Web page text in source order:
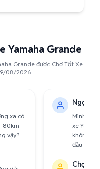
Yamaha Grande
Grande được Chợ Tốt Xe
08/2026
xa có
vậy?
Ngọc
Mình
xe
không,
đầu chỗ
Chợ